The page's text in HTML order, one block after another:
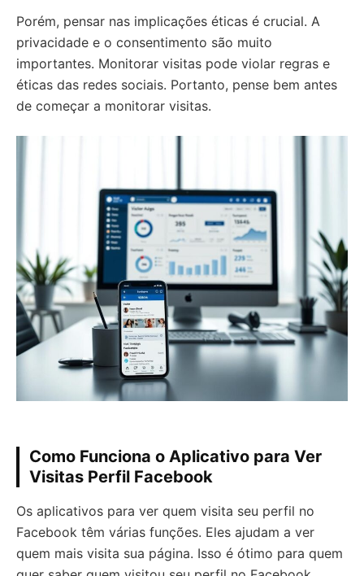
Porém, pensar nas implicações éticas é crucial. A
privacidade e o consentimento são muito
importantes. Monitorar visitas pode violar regras e
éticas das redes sociais. Portanto, pense bem antes
de começar a monitorar visitas.
Como Funciona o Aplicativo para Ver
Visitas Perfil Facebook
Os aplicativos para ver quem visita seu perfil no
Facebook têm várias funções. Eles ajudam a ver
quem mais visita sua página. Isso é ótimo para quem